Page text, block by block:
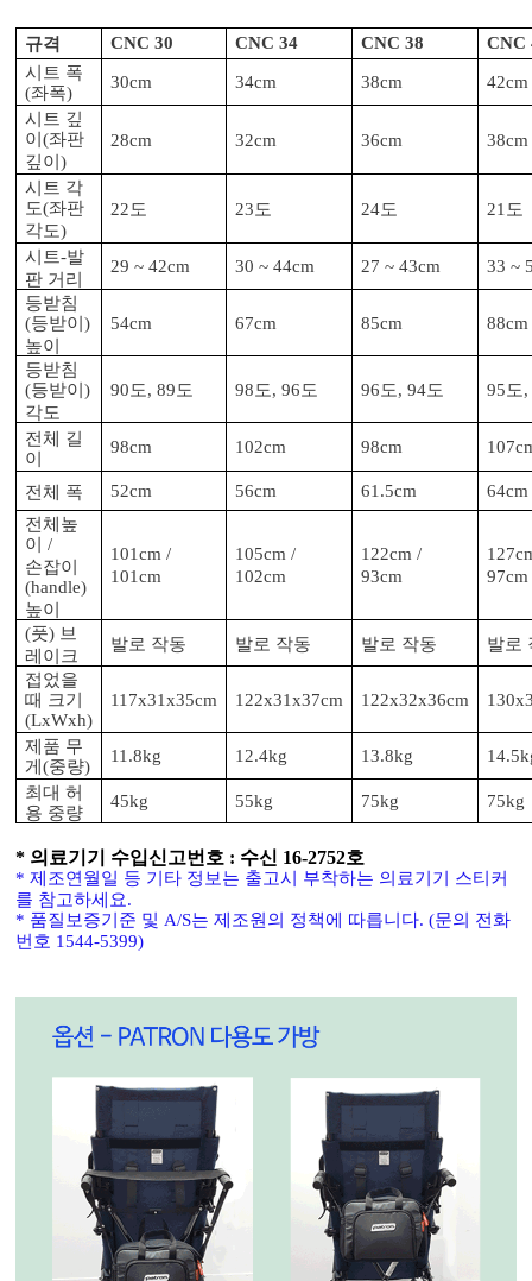
규격 CNC 30 CNC 34 CNC 38 CNC
시트 폭
(좌폭)
30cm 34cm 38cm 42cm
시트 깊
이(좌판
깊이)
28cm 32cm 36cm 38cm
시트 각
도(좌판
각도)
22도 23도 24도 21 도
시트-발
판 거리
29 ~ 42cm 30 ~ 44cm 27 ~ 43cm 33 ~
등받침
(등받이)
높이
54cm 67cm 85cm 88cm
등받침
(등받이)
각도
90도, 89도 98도, 96도 96도, 94도 95도
전체 길
이
98cm 102cm 98cm
전체 폭 52cm 56cm 61.5cm 64cm
전체높
이/
손잡이
(handle)
높이
101cm /
101cm
105cm /
102cm
122cm /
93cm
97cm
(풋) 브
레이크
발로 작동 발로 작동 발로 작동
발로
접었을
때 크기
(LxWxh)
117x31x35cm 122x31x37cm 122x32x36cm
제품 무
게(중량)
11.8kg 12.4kg 13.8kg
최대 허
용 중량
45kg 55kg 75kg 75kg
* 의료기기 수입신고번호 : 수신 16-2752호
*제조연월일 등 기타 정보는 출고시 부착하는 의료기기 스티커
를 참고하세요.
* 품질보증기준 및 A/S는 제조원의 정책에 따릅니다. (문의 전화
번호 1544-5399)